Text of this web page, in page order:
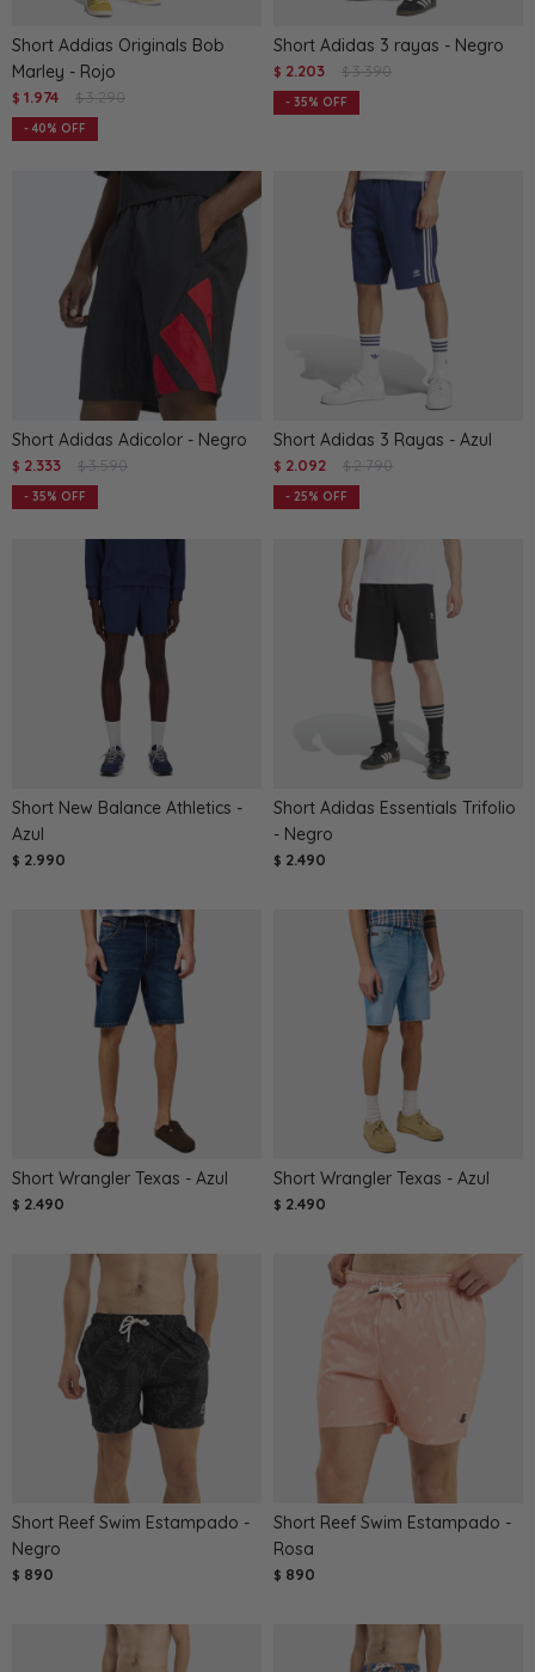
Short Addias Originals Bob
Marley - Rojo
$ 1.974 $ 3.290
40
Short Adidas 3 rayas - Negro
$ 2.203 $ 3.390
35
Short Adidas Adicolor - Negro
$ 2.333 $ 3.590
35
Short Adidas 3 Rayas - Azul
$ 2.092 $ 2.790
25
Short New Balance Athletics -
Azul
$ 2.990
Short Adidas Essentials Trifolio
- Negro
$ 2.490
Short Wrangler Texas - Azul
$ 2.490
Short Wrangler Texas - Azul
$ 2.490
Short Reef Swim Estampado -
Negro
$ 890
Short Reef Swim Estampado -
Rosa
$ 890